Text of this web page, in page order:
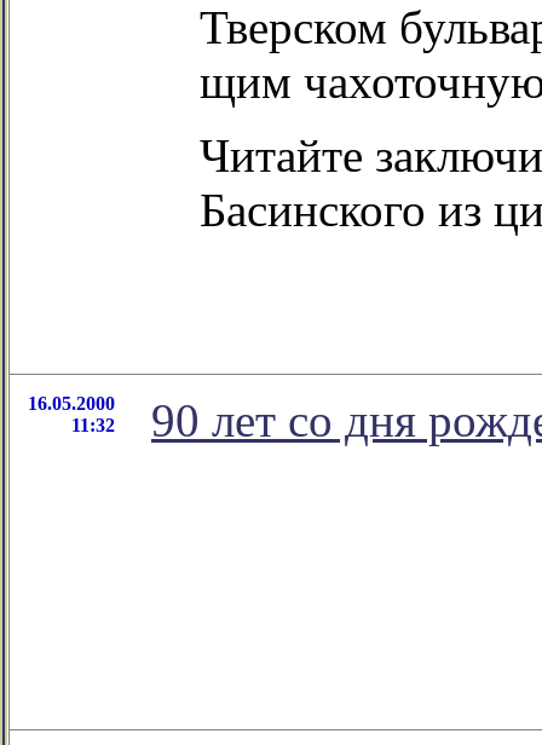
Тверском
щим
Читайте
Басинского из
16.05.2000
11:32
90 лет со дня